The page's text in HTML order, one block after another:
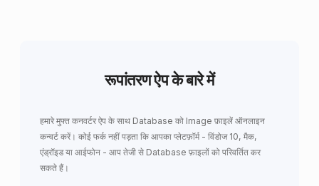
रूपांतरण ऐप के बारे में
हमारे मुफ्त कनवर्टर ऐप के साथ Database को Image फ़ाइलें ऑनलाइन
कन्वर्ट करें। कोई फर्क नहीं पड़ता कि आपका प्लेटफ़ॉर्म - विंडोज 10, मैक,
एंड्रॉइड या आईफोन - आप तेजी से Database फ़ाइलों को परिवर्तित कर
सकते हैं।